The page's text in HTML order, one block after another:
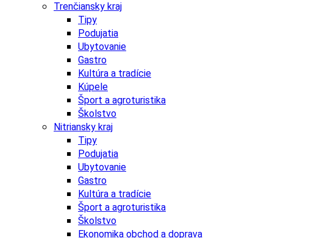
Trenčiansky kraj
Tipy
Podujatia
Ubytovanie
Gastro
Kultúra a tradície
Kúpele
Šport a agroturistika
Školstvo
Nitriansky kraj
Tipy
Podujatia
Ubytovanie
Gastro
Kultúra a tradície
Šport a agroturistika
Školstvo
Ekonomika obchod a doprava